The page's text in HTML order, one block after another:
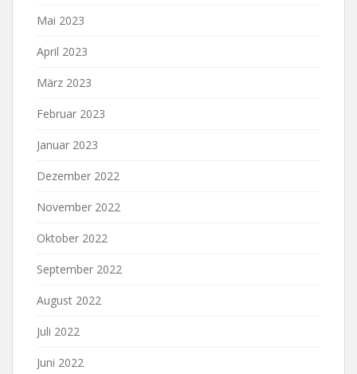
Mai 2023
April 2023
März 2023
Februar 2023
Januar 2023
Dezember 2022
November 2022
Oktober 2022
September 2022
August 2022
Juli 2022
Juni 2022